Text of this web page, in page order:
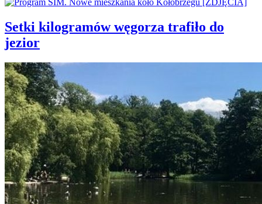
Setki kilogramów węgorza trafiło do
jezior